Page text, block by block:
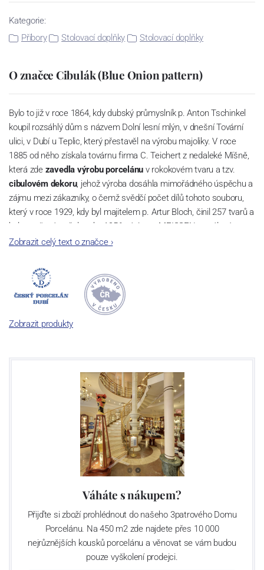
Kategorie:
Příbory
Stolovací doplňky Stolovací doplňky
O značce Cibulák (Blue Onion pattern)
Bylo to již v roce 1864, kdy dubský průmyslník p. Anton Tschinkel
koupil rozsáhlý dům s názvem Dolní lesní mlýn, v dnešní Tovární
ulici, v Dubí u Teplic, který přestavěl na výrobu majoliky. V roce
1885 od něho získala továrnu firma C. Teichert z nedaleké Míšně,
která zde zavedla výrobu porcelánu v rokokovém tvaru a tzv.
cibulovém dekoru, jehož výroba dosáhla mimořádného úspěchu a
zájmu mezi zákazníky, o čemž svědčí počet dílů tohoto souboru,
který v roce 1929, kdy byl majitelem p. Artur Bloch, činil 257 tvarů a
byl označován až do roku 1956 nápisem MEISSEN v oválovém
rámečku.
počet jeho dílů v cibulovém provedení je 850 tvarů. Tyto výrobky
jsou garantovány Asociací sklářského a keramického průmyslu
České republiky jako „Český výrobek
Zobrazit celý text o značce›
Zobrazit produkty
Váháte s nákupem?
Přijďte si zboží prohlédnout do našeho 3patrového Domu
Porcelánu. Na 450 m2 zde najdete přes 10 000
nejrůznějších kousků porcelánu a věnovat se vám budou
pouze vyškolení prodejci.